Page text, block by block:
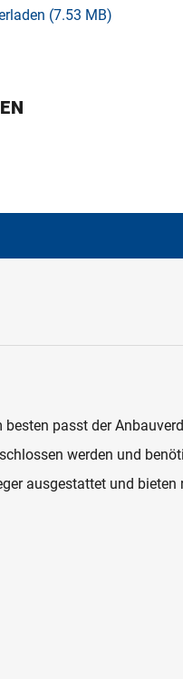
(7.53 MB)
passt der
werden und
ausgestattet und bieten